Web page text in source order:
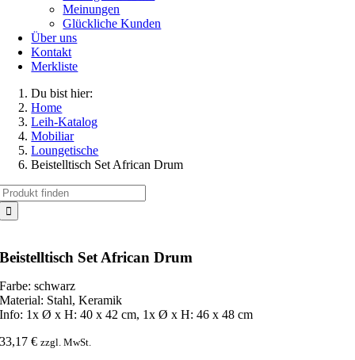
Meinungen
Glückliche Kunden
Über uns
Kontakt
Merkliste
Du bist hier:
Home
Leih-Katalog
Mobiliar
Loungetische
Beistelltisch Set African Drum
Beistelltisch Set African Drum
Farbe: schwarz
Material: Stahl, Keramik
Info: 1x Ø x H: 40 x 42 cm, 1x Ø x H: 46 x 48 cm
33,17€ zzgl. MwSt.